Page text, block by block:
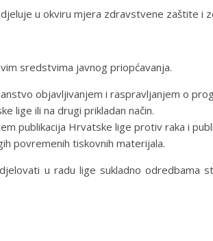
u okviru mjera zdravstvene zaštite
sredstvima javnog priopćavanja.
objavljivanjem i raspravljanjem o
lige ili na drugi prikladan način.
publikacija Hrvatske lige protiv raka i
povremenih tiskovnih materijala.
u radu lige sukladno